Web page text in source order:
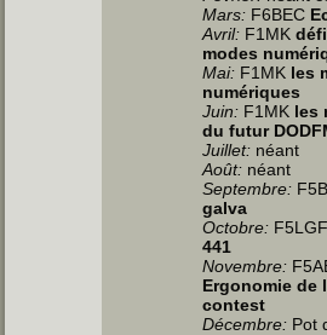
Mars: F6BEC
Avril: F1MK
modes
Mai: F1MK les
numériques
Juin: F1MK les
du futur
Juillet: néant
Août: néant
Septembre:
galva
Octobre: F5LGF
441
Novembre:
Ergonomie de
contest
Décembre: Pot